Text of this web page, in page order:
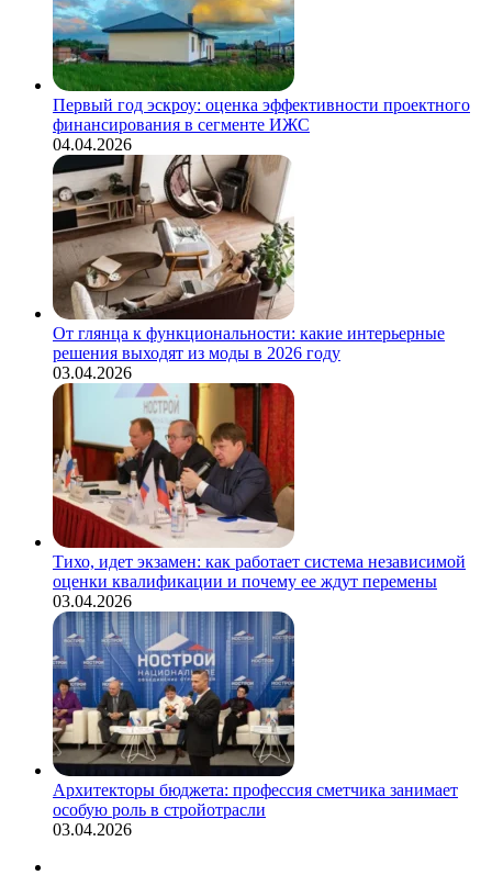
Первый год эскроу: оценка эффективности проектного
финансирования в сегменте ИЖС
04.04.2026
От глянца к функциональности: какие интерьерные
решения выходят из моды в 2026 году
03.04.2026
Тихо, идет экзамен: как работает система независимой
оценки квалификации и почему ее ждут перемены
03.04.2026
Архитекторы бюджета: профессия сметчика занимает
особую роль в стройотрасли
03.04.2026